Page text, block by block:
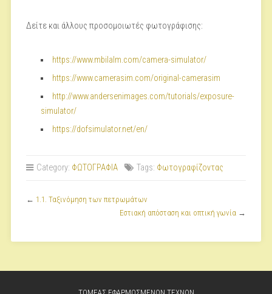
Δείτε και άλλους προσομοιωτές φωτογράφισης:
https://www.mbilalm.com/camera-simulator/
https://www.camerasim.com/original-camerasim
http://www.andersenimages.com/tutorials/exposure-
simulator/
https://dofsimulator.net/en/
Category: ΦΩΤΟΓΡΑΦΙΑ Tags: Φωτογραφίζοντας
← 1.1. Ταξινόμηση των πετρωμάτων
Εστιακή απόσταση και οπτική γωνία →